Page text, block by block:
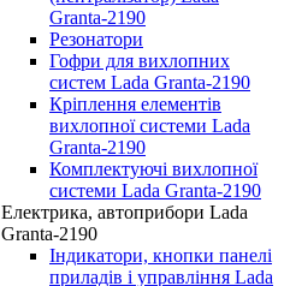
Granta-2190
Резонатори
Гофри для вихлопних
систем Lada Granta-2190
Кріплення елементів
вихлопної системи Lada
Granta-2190
Комплектуючі вихлопної
системи Lada Granta-2190
Електрика, автоприбори Lada
Granta-2190
Індикатори, кнопки панелі
приладів і управління Lada